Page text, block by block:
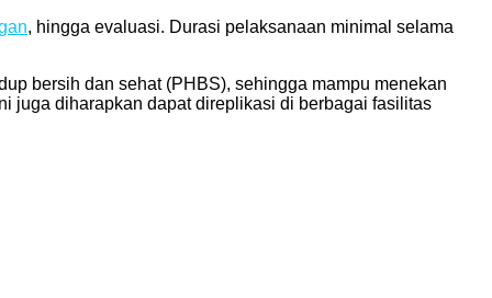
, hingga evaluasi. Durasi pelaksanaan minimal selama
bersih dan sehat (PHBS), sehingga mampu menekan
juga diharapkan dapat direplikasi di berbagai fasilitas